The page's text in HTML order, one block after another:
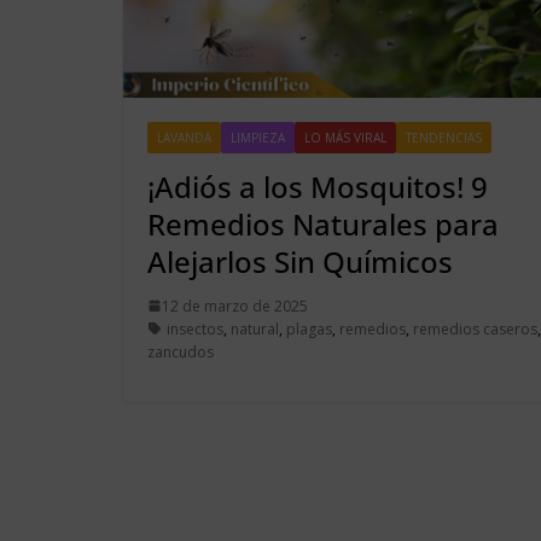
LAVANDA LIMPIEZA LO MÁS VIRAL TENDENCIAS
¡Adiós a los Mosquitos! 9
Remedios Naturales para
Alejarlos Sin Químicos
12 de marzo de 2025
insectos, natural, plagas, remedios, remedios caseros
zancudos